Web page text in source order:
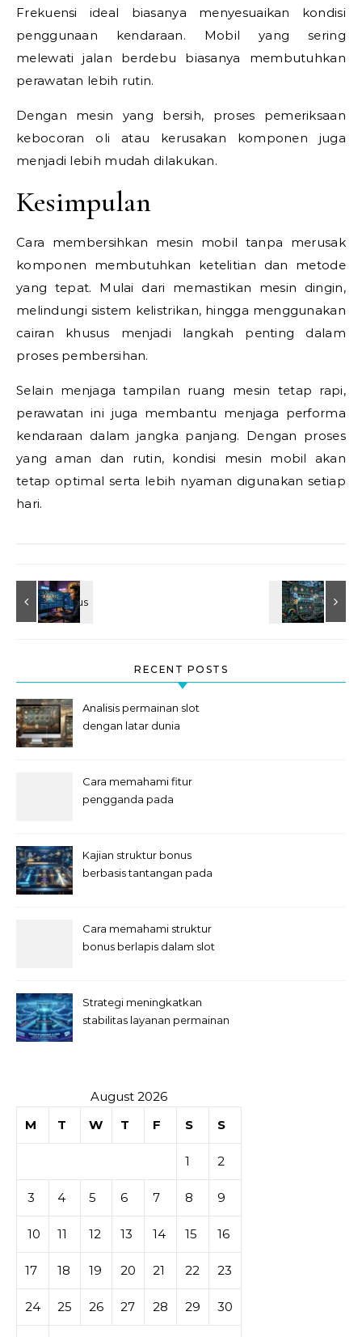
Frekuensi ideal biasanya menyesuaikan kondisi
penggunaan kendaraan. Mobil yang sering
melewati jalan berdebu biasanya membutuhkan
perawatan lebih rutin.
Dengan mesin yang bersih, proses pemeriksaan
kebocoran oli atau kerusakan komponen juga
menjadi lebih mudah dilakukan.
Kesimpulan
Cara membersihkan mesin mobil tanpa merusak
komponen membutuhkan ketelitian dan metode
yang tepat. Mulai dari memastikan mesin dingin,
melindungi sistem kelistrikan, hingga menggunakan
cairan khusus menjadi langkah penting dalam
proses pembersihan.
Selain menjaga tampilan ruang mesin tetap rapi,
perawatan ini juga membantu menjaga performa
kendaraan dalam jangka panjang. Dengan proses
yang aman dan rutin, kondisi mesin mobil akan
tetap optimal serta lebih nyaman digunakan setiap
hari.
RECENT POSTS
Analisis permainan slot
dengan latar dunia
Cara memahami fitur
pengganda pada
Kajian struktur bonus
berbasis tantangan pada
Cara memahami struktur
bonus berlapis dalam slot
Strategi meningkatkan
stabilitas layanan permainan
August 2026
M
T W T F S S
1 2
3 4 5 6 7 8 9
10 11 12 13 14 15 16
17 18 19 20 21 22 23
24 25 26 27 28 29 30